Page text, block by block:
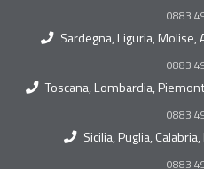
0883
Sardegna, Liguria, Molise,
0883
Toscana, Lombardia,
0883
Sicilia, Puglia,
0883